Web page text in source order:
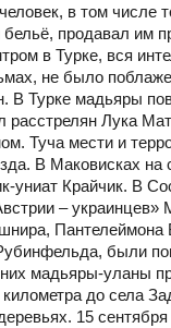
в том числе
продавал им
в Турке, вся
не было
В Турке мадьяры
Лука
Туча мести и
В Маковисках на
униат Крайчик. В
–
Пантелеймона
были
мадьяры-уланы
до села
15 сентября